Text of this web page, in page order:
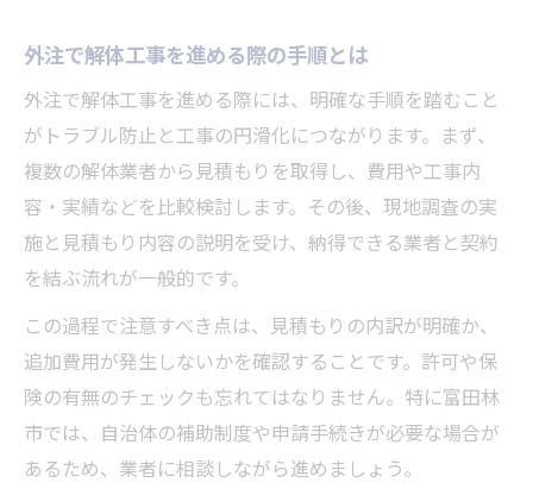
外注で解体工事を進める際の手順とは
外注で解体工事を進める際には、明確な手順を踏むこと
がトラブル防止と工事の円滑化につながります。まず、
複数の解体業者から見積もりを取得し、費用や工事内
容・実績などを比較検討します。その後、現地調査の実
施と見積もり内容の説明を受け、納得できる業者と契約
を結ぶ流れが一般的です。
この過程で注意すべき点は、見積もりの内訳が明確か、
追加費用が発生しないかを確認することです。許可や保
険の有無のチェックも忘れてはなりません。特に富田林
市では、自治体の補助制度や申請手続きが必要な場合が
あるため、業者に相談しながら進めましょう。